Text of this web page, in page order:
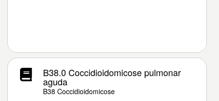
B38.0 Coccidioidomicose pulmonar
aguda
B38 Coccidioidomicose